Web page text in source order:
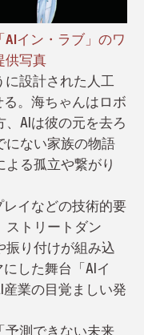
イン・ラブ」のワ
写真
設計された人工
。海ちゃんはロボ
AIは彼の元を去ろ
にない家族の物語
る孤立や繋がり
イなどの技術的要
ストリートダン
振り付けが組み込
した舞台「AIイ
業の目覚ましい発
測できない未来